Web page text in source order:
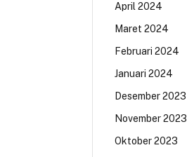
April 2024
Maret 2024
Februari 2024
Januari 2024
Desember 2023
November 2023
Oktober 2023